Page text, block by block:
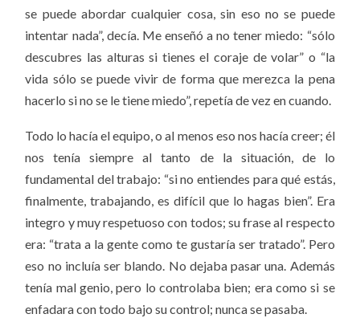
se puede abordar cualquier cosa, sin eso no se puede
intentar nada”, decía.Me enseñó a no tener miedo: “sólo
descubres las alturas si tienes el coraje de volar” o “la
vida sólo se puede vivir de forma que merezca la pena
hacerlo si no se le tiene miedo”, repetía de vez en cuando.
Todo lo hacía el equipo, o al menos eso nos hacía creer; él
nos tenía siempre al tanto de la situación, de lo
fundamental del trabajo: “si no entiendes para qué estás,
finalmente, trabajando, es difícil que lo hagas bien”. Era
integro y muy respetuoso con todos; su frase al respecto
era: “trata a la gente como te gustaría ser tratado”. Pero
eso no incluía ser blando. No dejaba pasar una. Además
tenía mal genio, pero lo controlaba bien; era como si se
enfadara con todo bajo su control; nunca se pasaba.